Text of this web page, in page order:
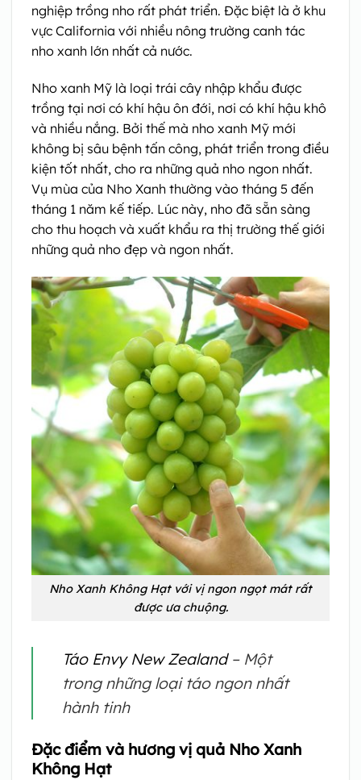
nghiệp trồng nho rất phát triển. Đặc biệt là ở khu
vực California với nhiều nông trường canh tác
nho xanh lớn nhất cả nước.
Nho xanh Mỹ là loại trái cây nhập khẩu được
trồng tại nơi có khí hậu ôn đới, nơi có khí hậu khô
và nhiều nắng. Bởi thế mà nho xanh Mỹ mới
không bị sâu bệnh tấn công, phát triển trong điều
kiện tốt nhất, cho ra những quả nho ngon nhất.
Vụ mùa của Nho Xanh thường vào tháng 5 đến
tháng 1 năm kế tiếp. Lúc này, nho đã sẵn sàng
cho thu hoạch và xuất khẩu ra thị trường thế giới
những quả nho đẹp và ngon nhất.
Nho Xanh Không Hạt với vị ngon ngọt mát rất
được ưa chuộng.
Táo Envy New Zealand– Một
trong những loại táo ngon nhất
hành tinh
Đặc điểm và hương vị quả Nho Xanh
Không Hạt